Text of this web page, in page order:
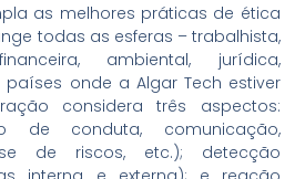
as melhores práticas de ética
todas as esferas – trabalhista,
ambiental, jurídica,
onde a Algar Tech estiver
considera três aspectos:
de conduta, comunicação,
de riscos, etc.); detecção